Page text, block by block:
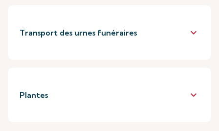
Transport des urnes funéraires keyboard_arrow_down
Plantes keyboard_arrow_down